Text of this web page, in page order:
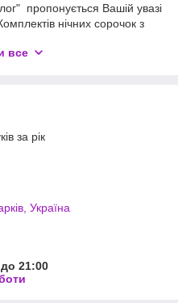
пропонується Вашій увазі
нічних сорочок з
ми хочемо відчувати
что дома, для наших
себя свободно, удобно и
Вам выбрать
товары мировых
своим технологиям
все
за рік
Україна
21:00